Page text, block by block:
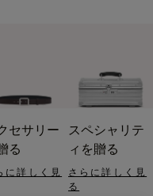
セサリー
る
に詳しく見
スペシャリテ
ィを贈る
さらに詳しく見
る